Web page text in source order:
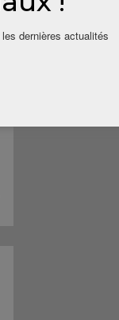
dernières actualités